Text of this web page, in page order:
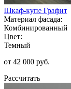
Шкаф-купе Графит
Материал фасада:
Комбинированный
Цвет:
Темный
от 42 000 руб.
Рассчитать